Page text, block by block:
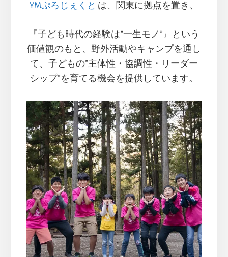
YMぷろじぇくと は、関東に拠点を置き、
『子ども時代の経験は”一生モノ”』という
価値観のもと、 野外活動やキャンプを通し
て、子どもの”主体性・協調性・リーダー
シップ”を育てる機会を提供しています。